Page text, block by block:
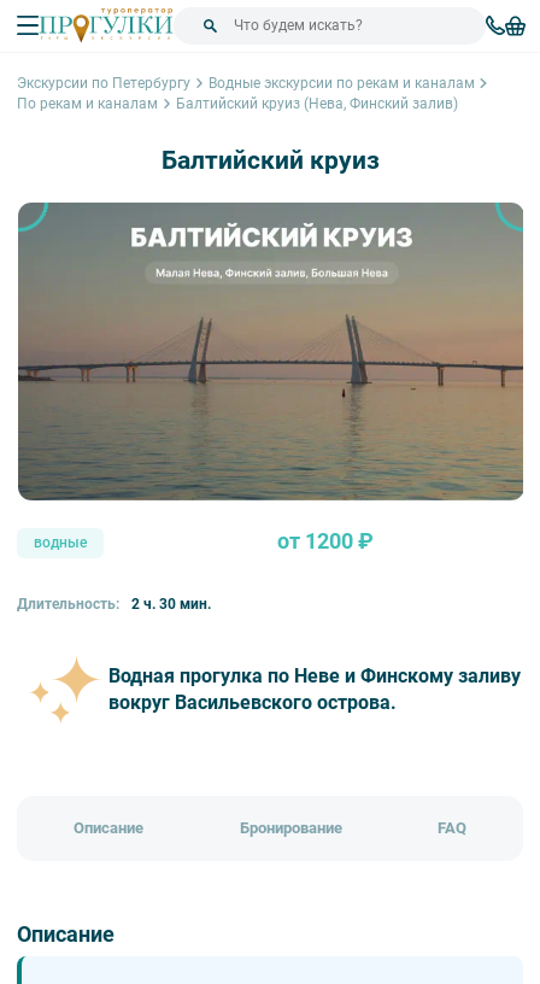
Экскурсии по Петербургу
Водные экскурсии по рекам и каналам
По рекам и каналам
Балтийский круиз (Нева, Финский залив)
Балтийский круиз
водные от 1200 ₽
Длительность: 2 ч. 30 мин.
Водная прогулка по Неве и Финскому заливу
вокруг Васильевского острова.
Описание Бронирование FAQ
Описание